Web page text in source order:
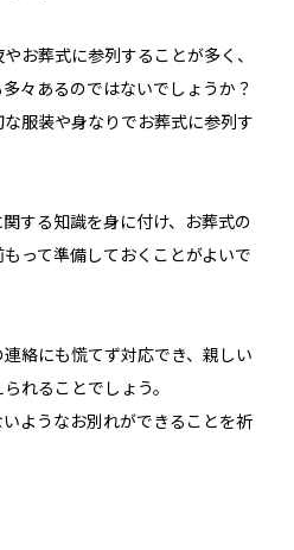
お葬式に参列することが多く、
々あるのではないでしょうか？
服装や身なりでお葬式に参列す
する知識を身に付け、お葬式の
って準備しておくことがよいで
絡にも慌てず対応でき、親しい
れることでしょう。
ようなお別れができることを祈